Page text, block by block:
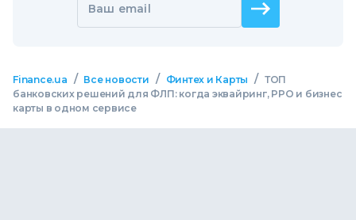
Ваш email
Finance.ua / Все новости / Финтех и Карты / ТОП
банковских решений для ФЛП: когда эквайринг, РРО и бизнес
карты в одном сервисе